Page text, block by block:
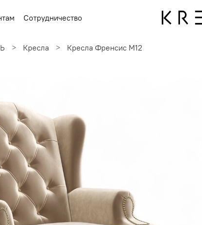
Сотрудничество
Кресла Кресла Френсис M12